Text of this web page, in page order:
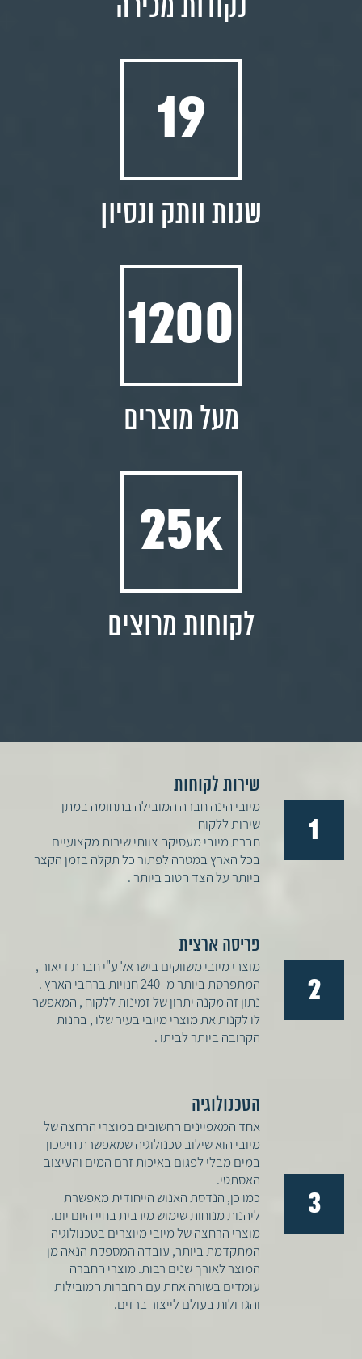
נקודות מכירה
19
שנות וותק ונסיון
1200
מעל מוצרים
K
25
לקוחות מרוצים
1
שירות לקוחות
מיובי הינה חברה המובילה בתחומה במתן
שירות ללקוח
חברת מיובי מעסיקה צוותי שירות מקצועיים
בכל הארץ במטרה לפתור כל תקלה בזמן הקצר
ביותר על הצד הטוב ביותר .
2
פריסה ארצית
מוצרי מיובי משווקים בישראל ע"י חברת דיאור ,
המתפרסת ביותר מ -240 חנויות ברחבי הארץ .
נתון זה מקנה יתרון של זמינות ללקוח , המאפשר
לו לקנות את מוצרי מיובי בעיר שלו , בחנות
הקרובה ביותר לביתו .
3
הטכנולוגיה
אחד המאפיינים החשובים במוצרי הרחצה של
מיובי הוא שילוב טכנולוגיה שמאפשרת חיסכון
במים מבלי לפגום באיכות זרם המים והעיצוב
האסתטי.
כמו כן, הנדסת האנוש הייחודית מאפשרת
ליהנות מנוחות שימוש מירבית בחיי היום יום.
מוצרי הרחצה של מיובי מיוצרים בטכנולוגיה
המתקדמת ביותר, עובדה המספקת הנאה מן
המוצר לאורך שנים רבות. מוצרי החברה
עומדים בשורה אחת עם החברות המובילות
והגדולות בעולם לייצור ברזים.